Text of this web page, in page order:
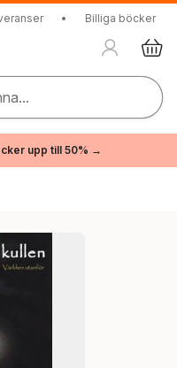
• Billiga böcker
upp till 50% →